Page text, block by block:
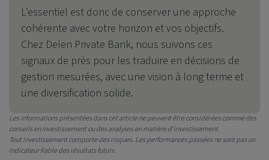
L’essentiel est donc de conserver une approche
cohérente avec votre horizon et vos objectifs.
Chez Delen Private Bank, nous suivons ces
signaux de près pour les traduire en décisions de
gestion mesurées, avec une vision à long terme et
une diversification solide.
Les informations présentées dans cet article ne peuvent être considérées comme des
conseils en investissement ou des analyses en matière d'investissement.
Tout investissement comporte des risques. Les performances passées ne sont pas un
indicateur fiable des résultats futurs.